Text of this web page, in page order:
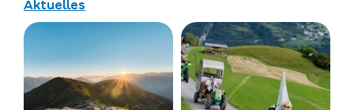
Aktuelles